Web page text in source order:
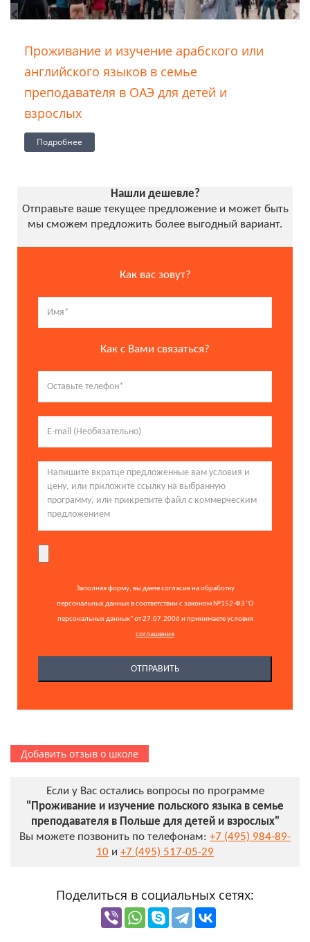
Проживание и изучение португальского
языка в семье преподавателя в Бразилии
для детей и взрослых
Подробнее
Нашли дешевле?
Отправьте ваше текущее предложение и может быть
мы сможем предложить более выгодный вариант.
Как вас зовут?
Как с Вами связаться?
Заполняя форму, вы даете согласие на обработку
персональных данных в соответствии с законом №152-ФЗ "О
персональных данных" от 27.07.2006 и принимаете условия
соглашения
Добавить отзыв о школе
Если у Вас остались вопросы по программе
"Проживание и изучение польского языка в семье
преподавателя в Польше для детей и взрослых"
Вы можете позвонить по телефонам: +7 (495) 984-89-
10 и +7 (495) 517-05-29
Поделиться в социальных сетях: